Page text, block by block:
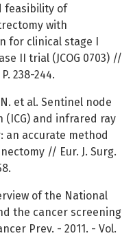
feasibility of
with
for clinical stage I
II trial (JCOG 0703) //
238-244.
et al. Sentinel node
and infrared ray
an accurate method
// Eur. J. Surg.
of the National
the cancer screening
Prev. - 2011. - Vol.